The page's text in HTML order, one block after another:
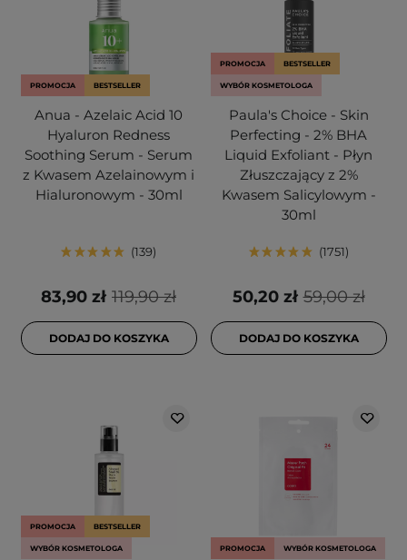
PROMOCJA BESTSELLER
Anua - Azelaic Acid 10
Hyaluron Redness
Soothing Serum - Serum
z Kwasem Azelainowym i
Hialuronowym - 30ml
139
119,90 zł
83,90 zł
DODAJ DO KOSZYKA
PROMOCJA BESTSELLER
WYBÓR KOSMETOLOGA
Paula's Choice - Skin
Perfecting - 2% BHA
Liquid Exfoliant - Płyn
Złuszczający z 2%
Kwasem Salicylowym -
30ml
1751
59,00 zł
50,20 zł
DODAJ DO KOSZYKA
PROMOCJA BESTSELLER
WYBÓR KOSMETOLOGA PROMOCJA WYBÓR KOSMETOLOGA